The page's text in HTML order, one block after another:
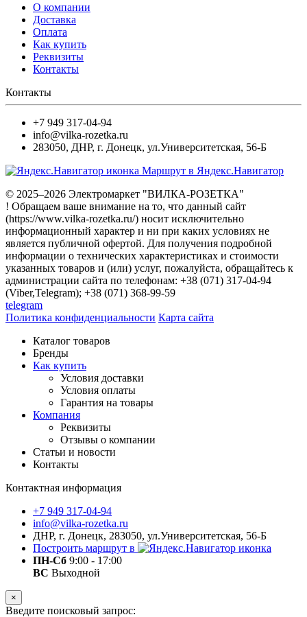
О компании
Доставка
Оплата
Как купить
Реквизиты
Контакты
Контакты
+7 949 317-04-94
info@vilka-rozetka.ru
283050, ДНР, г. Донецк, ул.Университетская, 56-Б
Маршрут в Яндекс.Навигатор
© 2025–2026 Электромаркет "ВИЛКА-РОЗЕТКА"
! Обращаем ваше внимание на то, что данный сайт
(https://www.vilka-rozetka.ru/) носит исключительно
информационный характер и ни при каких условиях не
является публичной офертой. Для получения подробной
информации о технических характеристиках и стоимости
указанных товаров и (или) услуг, пожалуйста, обращайтесь к
администрации сайта по телефонам: +38 (071) 317-04-94
(Viber,Telegram); +38 (071) 368-99-59
telegram
Политика конфиденциальности Карта сайта
Каталог товаров
Бренды
Как купить
Условия доставки
Условия оплаты
Гарантия на товары
Компания
Реквизиты
Отзывы о компании
Статьи и новости
Контакты
Контактная информация
+7 949 317-04-94
info@vilka-rozetka.ru
ДНР, г. Донецк, 283050, ул.Университетская, 56-Б
Построить маршрут в
ПН-Сб 9:00 - 17:00
ВС Выходной
×
Введите поисковый запрос: